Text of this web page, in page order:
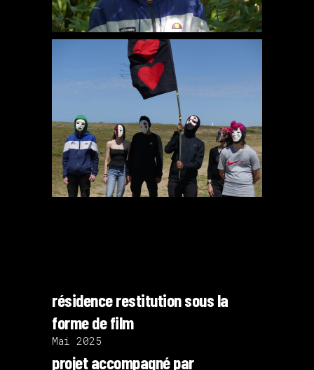
résidence restitution sous la
forme de film
Mai 2025
projet accompagné par